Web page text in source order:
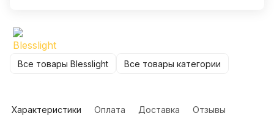
Все товары Blesslight Все товары категории
Характеристики Оплата Доставка Отзывы